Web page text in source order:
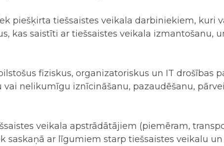
piešķirta tiešsaistes veikala darbiniekiem, kuri
kas saistīti ar tiešsaistes veikala izmantošanu,
fiziskus, organizatoriskus un IT drošības
vai nelikumīgu iznīcināšanu, pazaudēšanu,
veikala apstrādātājiem (piemēram,
saskaņā ar līgumiem starp tiešsaistes veikalu